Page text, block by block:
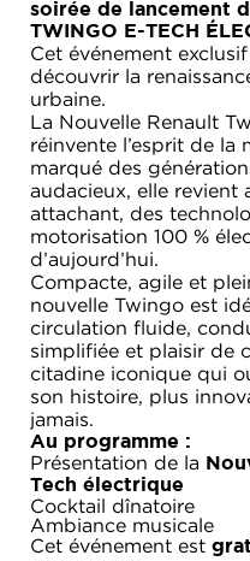
soirée de lancement
TWINGO E-TECH
Cet événement
découvrir la
urbaine.
La Nouvelle Renault
réinvente l’esprit de
marqué des
audacieux, elle revient
attachant, des
motorisation 100 %
d’aujourd’hui.
Compacte, agile et
nouvelle Twingo est
circulation fluide,
simplifiée et plaisir de
citadine iconique qui
son histoire, plus
jamais.
Au programme :
Présentation de la
Tech électrique
Cocktail dînatoire
Ambiance musicale
Cet événement est